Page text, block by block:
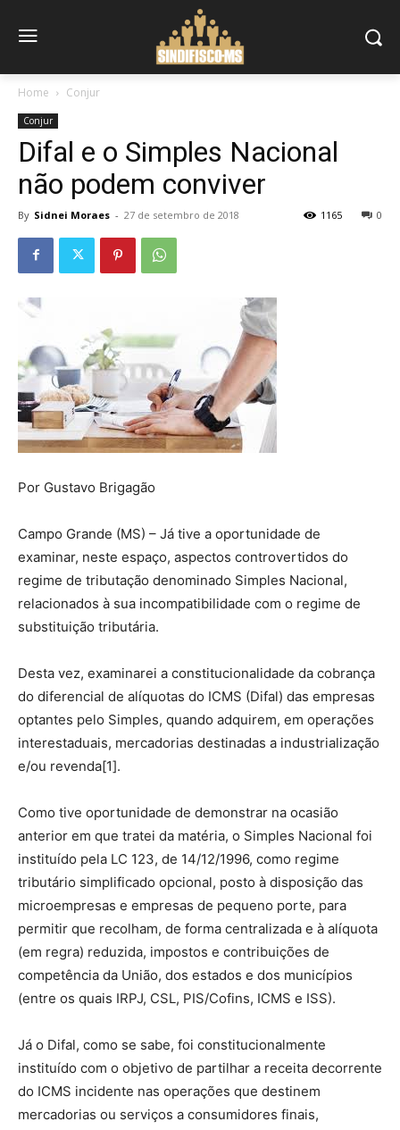
Home Conjur
Conjur
Difal e o Simples Nacional
não podem conviver
By Sidnei Moraes - 27 de setembro de 2018 0
1165
Por Gustavo Brigagão
Campo Grande (MS) – Já tive a oportunidade de
examinar, neste espaço, aspectos controvertidos do
regime de tributação denominado Simples Nacional,
relacionados à sua incompatibilidade com o regime de
substituição tributária.
Desta vez, examinarei a constitucionalidade da cobrança
do diferencial de alíquotas do ICMS (Difal) das empresas
optantes pelo Simples, quando adquirem, em operações
interestaduais, mercadorias destinadas a industrialização
e/ou revenda[1].
Como tive oportunidade de demonstrar na ocasião
anterior em que tratei da matéria, o Simples Nacional foi
instituído pela LC 123, de 14/12/1996, como regime
tributário simplificado opcional, posto à disposição das
microempresas e empresas de pequeno porte, para
permitir que recolham, de forma centralizada e à alíquota
(em regra) reduzida, impostos e contribuições de
competência da União, dos estados e dos municípios
(entre os quais IRPJ, CSL, PIS/Cofins, ICMS e ISS).
Já o Difal, como se sabe, foi constitucionalmente
instituído com o objetivo de partilhar a receita decorrente
do ICMS incidente nas operações que destinem
mercadorias ou serviços a consumidores finais,